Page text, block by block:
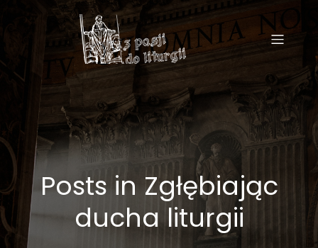
Posts in Zgłębiając
ducha liturgii